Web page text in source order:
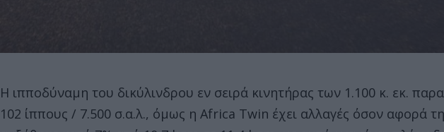
Η ιπποδύναμη του δικύλινδρου εν σειρά κινητήρας των 1.100 κ. εκ.
102 ίππους / 7.500 σ.α.λ., όμως η Africa Twin έχει αλλαγές όσον αφορά